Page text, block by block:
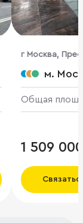
г Москва,
м.
Общая
1 509